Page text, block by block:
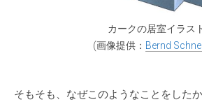
カークの居室イラス
(画像提供： Bernd
そもそも、なぜこのようなことをした